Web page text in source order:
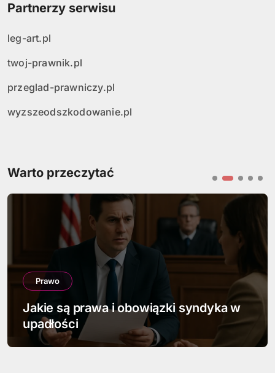
Partnerzy serwisu
leg-art.pl
twoj-prawnik.pl
przeglad-prawniczy.pl
wyzszeodszkodowanie.pl
Warto przeczytać
Prawo
Jakie są prawa i obowiązki syndyka w
upadłości